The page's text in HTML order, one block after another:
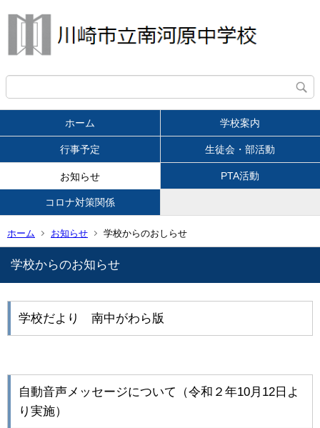
ホーム 学校案内
行事予定 生徒会・部活動
お知らせ PTA活動
コロナ対策関係
ホーム お知らせ 学校からのおしらせ
学校からのお知らせ
学校だより 南中がわら版
自動音声メッセージについて（令和２年10月12日よ
り実施）